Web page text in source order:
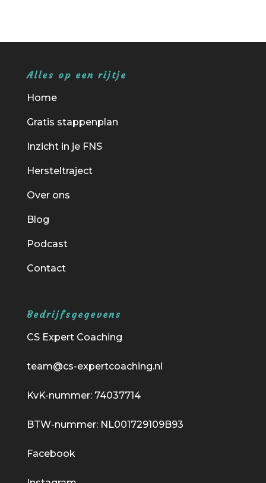
Alles op een rijtje
Home
Gratis stappenplan
Inzicht in je FNS
Hersteltraject
Over ons
Blog
Podcast
Contact
Bedrijfsgegevens
CS Expert Coaching
team@cs-expertcoaching.nl
KvK-nummer: 74037714
BTW-nummer: NL001729109B93
Facebook